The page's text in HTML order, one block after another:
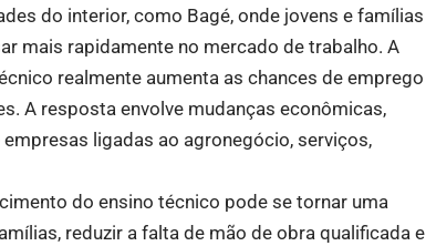
do interior, como Bagé, onde jovens e famílias
mais rapidamente no mercado de trabalho. A
realmente aumenta as chances de emprego
A resposta envolve mudanças econômicas,
ligadas ao agronegócio, serviços,
do ensino técnico pode se tornar uma
reduzir a falta de mão de obra qualificada e